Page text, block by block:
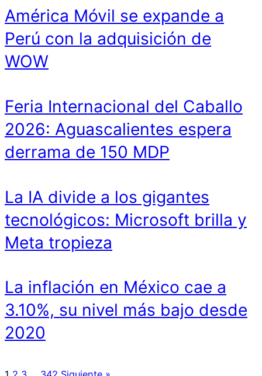
América Móvil se expande a
Perú con la adquisición de
WOW
Feria Internacional del Caballo
2026: Aguascalientes espera
derrama de 150 MDP
La IA divide a los gigantes
tecnológicos: Microsoft brilla y
Meta tropieza
La inflación en México cae a
3.10%, su nivel más bajo desde
2020